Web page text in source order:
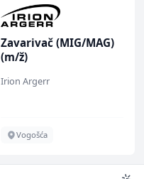
Zavarivač (MIG/MAG)
(m/ž)
Irion Argerr
Vogošća